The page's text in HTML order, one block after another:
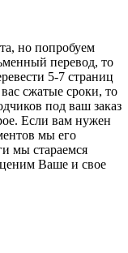
но попробуем
перевод, то
5-7 страниц
сжатые сроки, то
под ваш заказ
Если вам нужен
мы его
мы стараемся
ценим Ваше и свое